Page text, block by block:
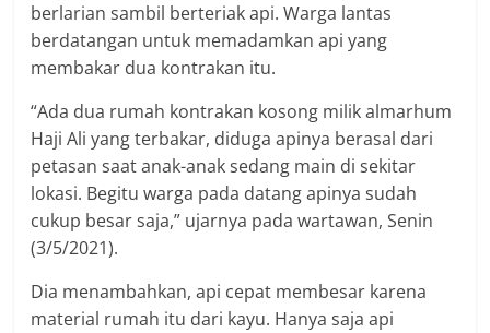
berlarian sambil berteriak api. Warga lantas
berdatangan untuk memadamkan api yang
membakar dua kontrakan itu.
“Ada dua rumah kontrakan kosong milik almarhum
Haji Ali yang terbakar, diduga apinya berasal dari
petasan saat anak-anak sedang main di sekitar
lokasi. Begitu warga pada datang apinya sudah
cukup besar saja,” ujarnya pada wartawan, Senin
(3/5/2021).
Dia menambahkan, api cepat membesar karena
material rumah itu dari kayu. Hanya saja api